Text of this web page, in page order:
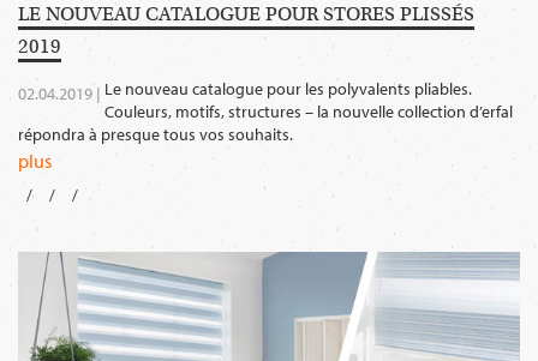
LE NOUVEAU CATALOGUE POUR STORES PLISSÉS
2019
02.04.2019 | Le nouveau catalogue pour les polyvalents pliables.
Couleurs, motifs, structures – la nouvelle collection d’erfal
répondra à presque tous vos souhaits.
plus